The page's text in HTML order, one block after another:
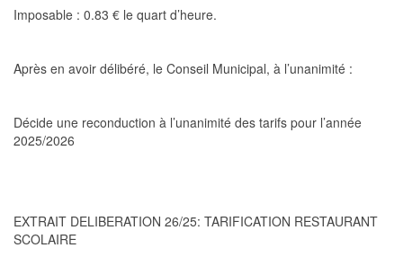
Imposable : 0.83 € le quart d’heure.
Après en avoir délibéré, le Conseil Municipal, à l’unanimité :
Décide une reconduction à l’unanimité des tarifs pour l’année
2025/2026
EXTRAIT DELIBERATION 26/25: TARIFICATION RESTAURANT
SCOLAIRE